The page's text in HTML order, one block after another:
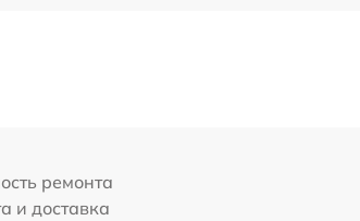
ремонта
и доставка